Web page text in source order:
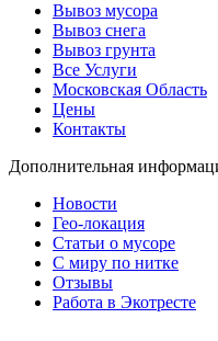
Вывоз мусора
Вывоз снега
Вывоз грунта
Все Услуги
Московская Область
Цены
Контакты
Дополнительная
Новости
Гео-локация
Статьи о мусоре
С миру по нитке
Отзывы
Работа в Экотресте